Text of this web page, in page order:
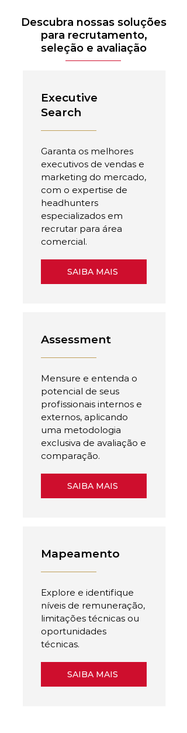
Descubra nossas soluções
para recrutamento,
seleção e avaliação
Executive
Search
Garanta os melhores
executivos de vendas e
marketing do mercado,
com o expertise de
headhunters
especializados em
recrutar para área
comercial.
SAIBA MAIS
Assessment
Mensure e entenda o
potencial de seus
profissionais internos e
externos, aplicando
uma metodologia
exclusiva de avaliação e
comparação.
SAIBA MAIS
Mapeamento
Explore e identifique
níveis de remuneração,
limitações técnicas ou
oportunidades
técnicas.
SAIBA MAIS